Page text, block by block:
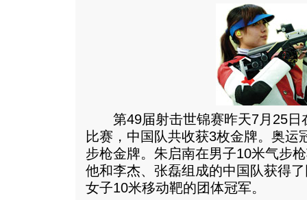
第49届射击世锦赛昨天7月25日
比赛，中国队共收获3枚金牌。奥运
步枪金牌。朱启南在男子10米气步
他和李杰、张磊组成的中国队获得
女子10米移动靶的团体冠军。